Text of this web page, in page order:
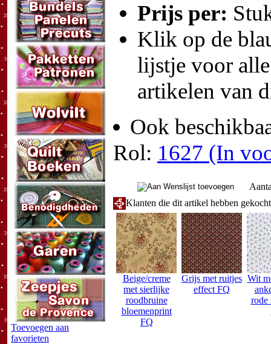
Toevoegen aan
favorieten
Prijs per:
Klik op de
lijstje voor
artikelen van
Ook
Rol: 1627 (In
Klanten die dit artikel hebben
Beige/creme
met sierlijke
roodbruine
bloemenprint
FQ
Grijs met ruitjes
effect FQ
Wit
rode